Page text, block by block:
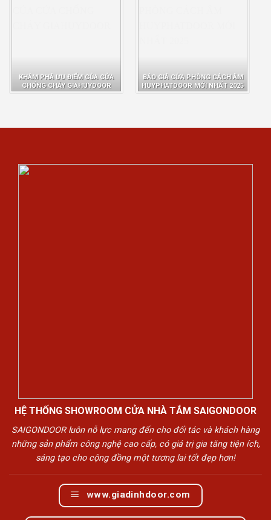
KHÁM PHÁ ƯU ĐIỂM CỦA CỬA
CHỐNG CHÁY GIAHUYDOOR
BÁO GIÁ CỬA PHÒNG CÁCH ÂM
HUYPHATDOOR MỚI NHẤT 2025
HỆ THỐNG SHOWROOM CỬA NHÀ TẮM SAIGONDOOR
SAIGONDOOR luôn nỗ lực mang đến cho đối tác và khách hàng
những sản phẩm công nghệ cao cấp, có giá trị gia tăng tiện ích,
sáng tạo cho cộng đồng một tương lai tốt đẹp hơn!
www.giadinhdoor.com